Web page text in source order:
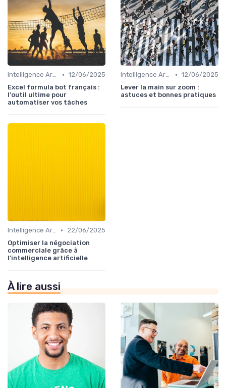
Intelligence Artificielle pour les ventes • 12/06/2025
Excel formula bot français :
l'outil ultime pour
automatiser vos tâches
Intelligence Artificielle pour les ventes • 12/06/2025
Lever la main sur zoom :
astuces et bonnes pratiques
Intelligence Artificielle pour les ventes •
22/06/2025
Optimiser la négociation
commerciale grâce à
l'intelligence artificielle
À lire aussi